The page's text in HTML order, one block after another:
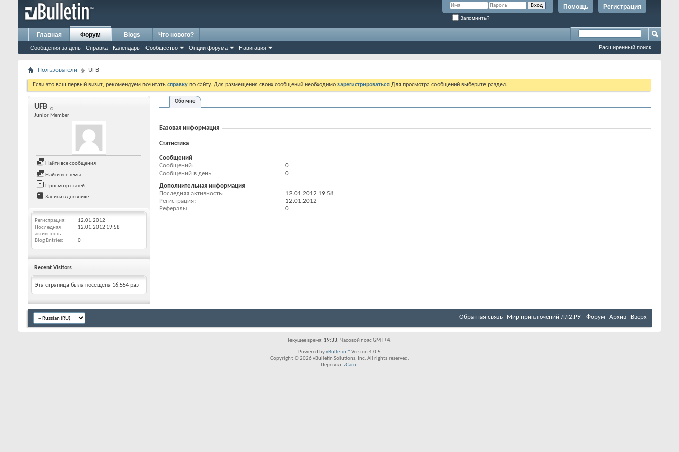
Регистрация
Помощь
Запомнить?
Главная Форум
Сообщения за день Справка Календарь Сообщество Опции форума Навигация
Blogs Что нового?
Расширенный поиск
Пользователи UFB
Если это ваш первый визит, рекомендуем почитать справку по сайту. Для размещения своих сообщений необходимо зарегистрироваться Для просмотра сообщений выберите раздел.
UFB
Junior Member
Найти все сообщения
Найти все темы
Просмотр статей
Записи в дневнике
Регистрация
12.01.2012
Последняя
активность
12.01.2012 19:58
Blog Entries 0
Recent Visitors
Эта страница была посещена 16,554 раз
Обо мне
Базовая информация
Статистика
Сообщений
Сообщений
0
Сообщений в день
0
Дополнительная информация
Последняя активность
12.01.2012 19:58
Регистрация
12.01.2012
Рефералы
0
Обратная связь Мир приключений ЛЛ2.РУ - Форум Архив Вверх
Текущее время: 19:33. Часовой пояс GMT +4.
Powered byvBulletin™ Version 4.0.5
Copyright © 2026 vBulletin Solutions, Inc. All rights reserved.
Перевод: zCarot